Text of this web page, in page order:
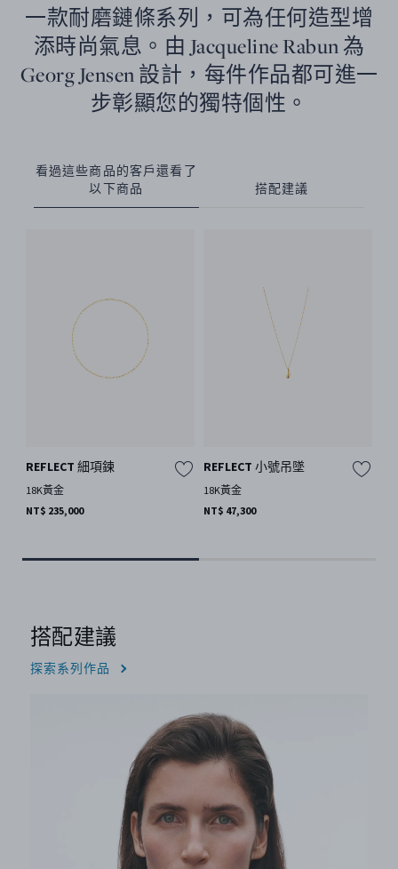
一款耐磨鏈條系列，可為任何造型增
添時尚氣息。由 Jacqueline Rabun 為
Georg Jensen 設計，每件作品都可進一
步彰顯您的獨特個性。
看過這些商品的客戶還看了
以下商品
搭配建議
REFLECT 細項鍊
18K黃金
NT$ 235,000
REFLECT 小號吊墜
18K黃金
NT$ 47,300
搭配建議
探索系列作品